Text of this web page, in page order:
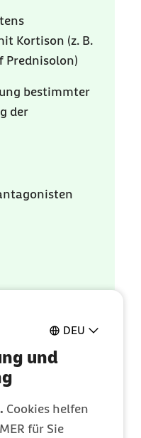
DEU
und
Cookies helfen
für Sie
Kortison (z. B.
Prednisolon)
bestimmter
der
der
nicht
von